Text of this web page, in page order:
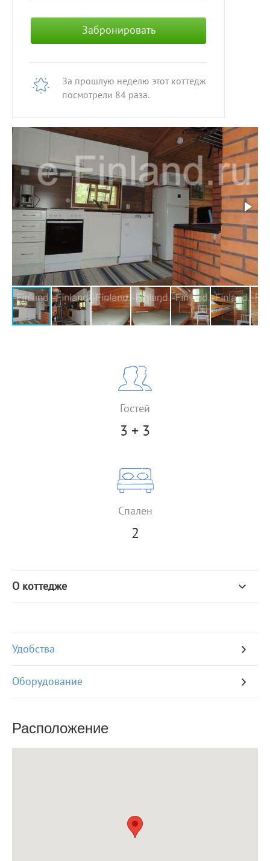
Забронировать
За прошлую неделю этот коттедж
посмотрели 84 раза.
Гостей
3 + 3
Спален
2
О коттедже
Удобства
Оборудование
Расположение